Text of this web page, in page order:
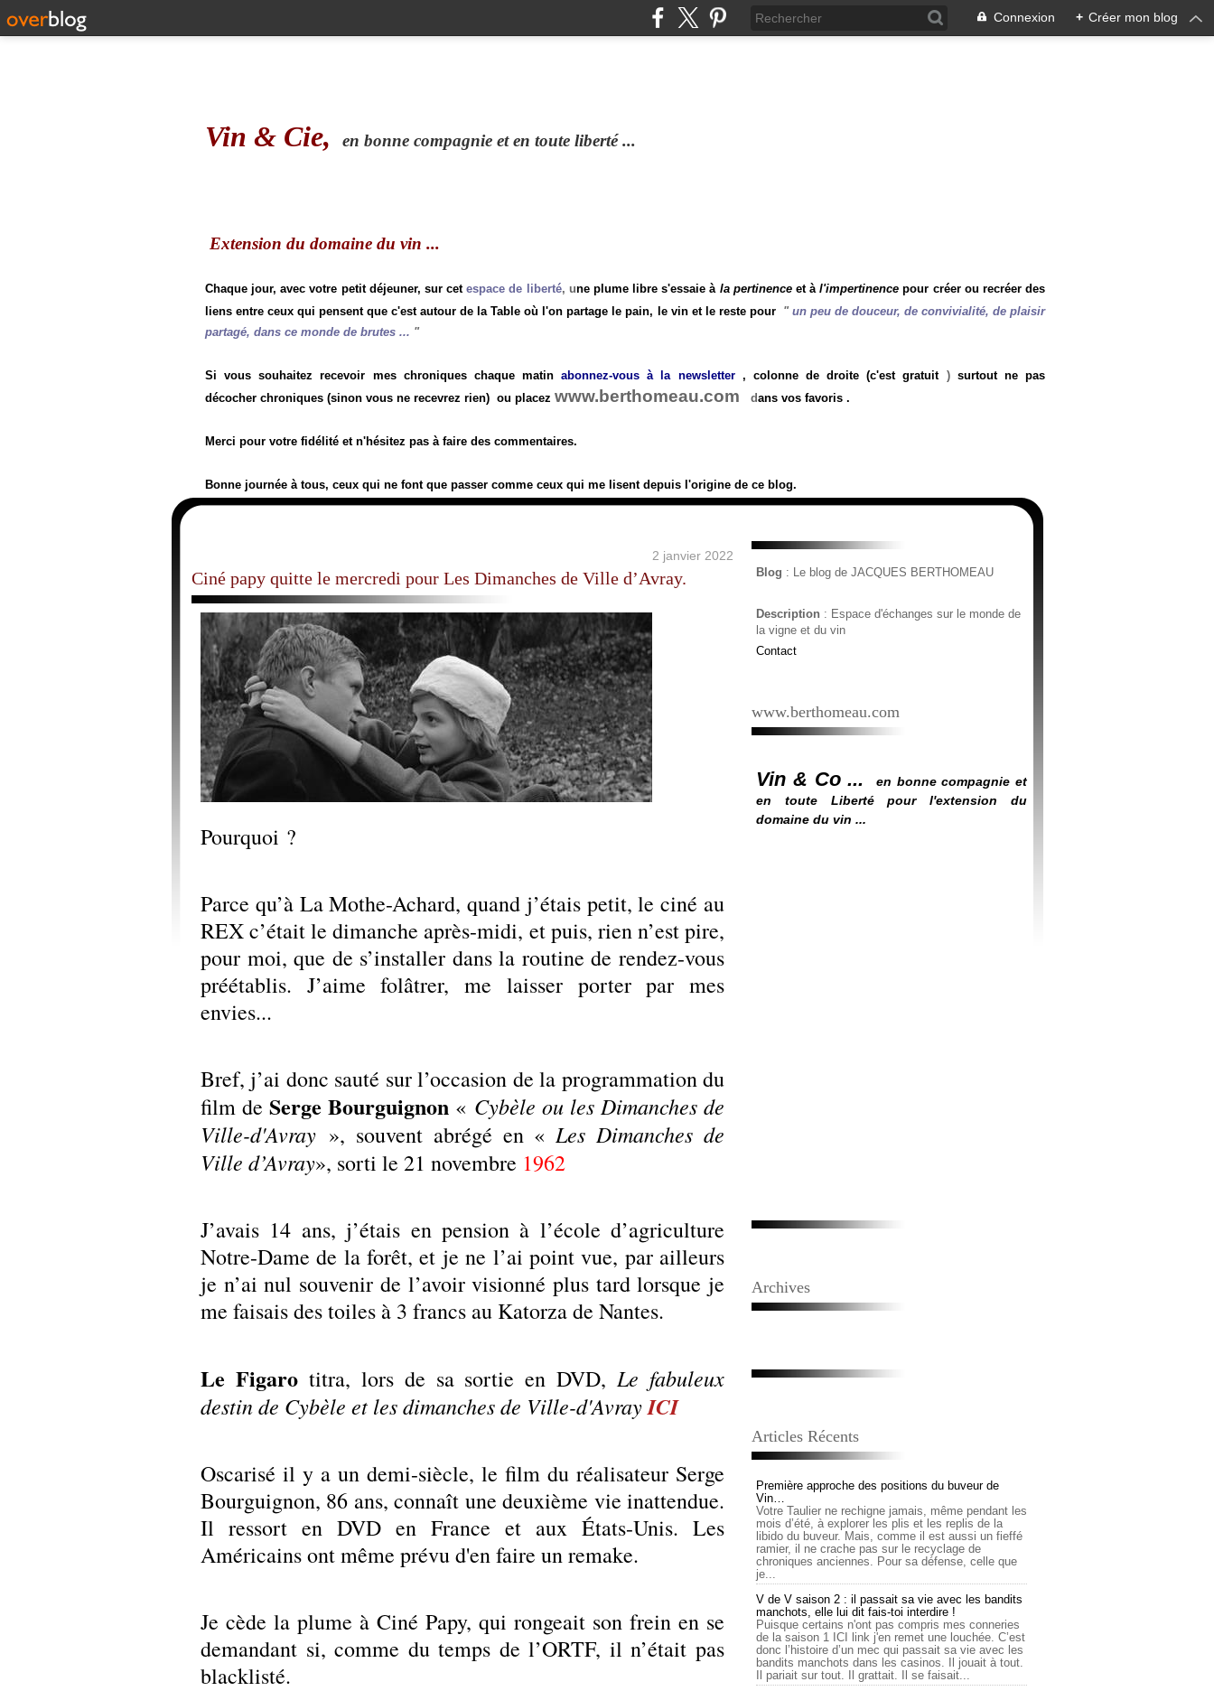
Connexion + Créer mon blog
Vin & Cie, en bonne compagnie et en toute liberté ...
Extension du domaine du vin ...
Chaque jour, avec votre petit déjeuner, sur cetespace de liberté, une plume libre s'essaie à la pertinenceet àl'impertinence pour créer ou recréer des
liens entre ceux qui pensent que c'est autour de la Table où l'on partage le pain, le vin et le reste pour "un peu de douceur, de convivialité, de plaisir
partagé, dans ce monde de brutes ... "
Si vous souhaitez recevoir mes chroniques chaque matinabonnez-vous à la newsletter, colonne de droite (c'est gratuit) surtout ne pas
décocher chroniques (sinon vous ne recevrez rien) ou placez www.berthomeau.com dans vos favoris .
Merci pour votre fidélité et n'hésitez pas à faire des commentaires.
Bonne journée à tous, ceux qui ne font que passer comme ceux qui me lisent depuis l'origine de ce blog.
2 janvier 2022
Ciné papy quitte le mercredi pour Les Dimanches de Ville d’Avray.
Pourquoi ?
Parce qu’à La Mothe-Achard, quand j’étais petit, le ciné au
REX c’était le dimanche après-midi, et puis, rien n’est pire,
pour moi, que de s’installer dans la routine de rendez-vous
préétablis. J’aime folâtrer, me laisser porter par mes
envies...
Bref, j’ai donc sauté sur l’occasion de la programmation du
film de Serge Bourguignon « Cybèle ou les Dimanches de
Ville-d'Avray », souvent abrégé en «Les Dimanches de
Ville d’Avray», sorti le 21 novembre 1962
J’avais 14 ans, j’étais en pension à l’école d’agriculture
Notre-Dame de la forêt, et je ne l’ai point vue, par ailleurs
je n’ai nul souvenir de l’avoir visionné plus tard lorsque je
me faisais des toiles à 3 francs au Katorza de Nantes.
Le Figarotitra, lors de sa sortie en DVD,Le fabuleux
destin de Cybèle et les dimanches de Ville-d'AvrayICI
Oscarisé il y a un demi-siècle, le film du réalisateur Serge
Bourguignon, 86 ans, connaît une deuxième vie inattendue.
Il ressort en DVD en France et aux États-Unis. Les
Américains ont même prévu d'en faire un remake.
Je cède la plume à Ciné Papy, qui rongeait son frein en se
demandant si, comme du temps de l’ORTF, il n’était pas
blacklisté.
Blog : Le blog de JACQUES BERTHOMEAU
Description : Espace d'échanges sur le monde de
la vigne et du vin
Contact
www.berthomeau.com
Vin & Co ...
en bonne compagnie et
en toute Liberté pour l'extension du
domaine du vin ...
Archives
Articles Récents
Première approche des positions du buveur de
Vin…
Votre Taulier ne rechigne jamais, même pendant les
mois d’été, à explorer les plis et les replis de la
libido du buveur. Mais, comme il est aussi un fieffé
ramier, il ne crache pas sur le recyclage de
chroniques anciennes. Pour sa défense, celle que
je...
V de V saison 2 : il passait sa vie avec les bandits
manchots, elle lui dit fais-toi interdire !
Puisque certains n'ont pas compris mes conneries
de la saison 1 ICI link j'en remet une louchée. C’est
donc l’histoire d’un mec qui passait sa vie avec les
bandits manchots dans les casinos. Il jouait à tout.
Il pariait sur tout. Il grattait. Il se faisait...